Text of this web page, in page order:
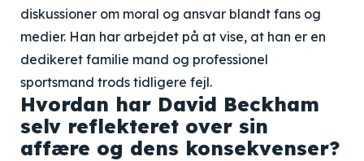
diskussioner om moral og ansvar blandt fans og
medier. Han har arbejdet på at vise, at han er en
dedikeret familie mand og professionel
sportsmand trods tidligere fejl.
Hvordan har David Beckham
selv reflekteret over sin
affære og dens konsekvenser?